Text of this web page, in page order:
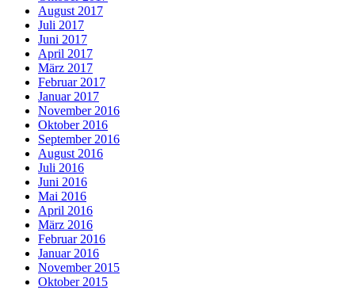
August 2017
Juli 2017
Juni 2017
April 2017
März 2017
Februar 2017
Januar 2017
November 2016
Oktober 2016
September 2016
August 2016
Juli 2016
Juni 2016
Mai 2016
April 2016
März 2016
Februar 2016
Januar 2016
November 2015
Oktober 2015